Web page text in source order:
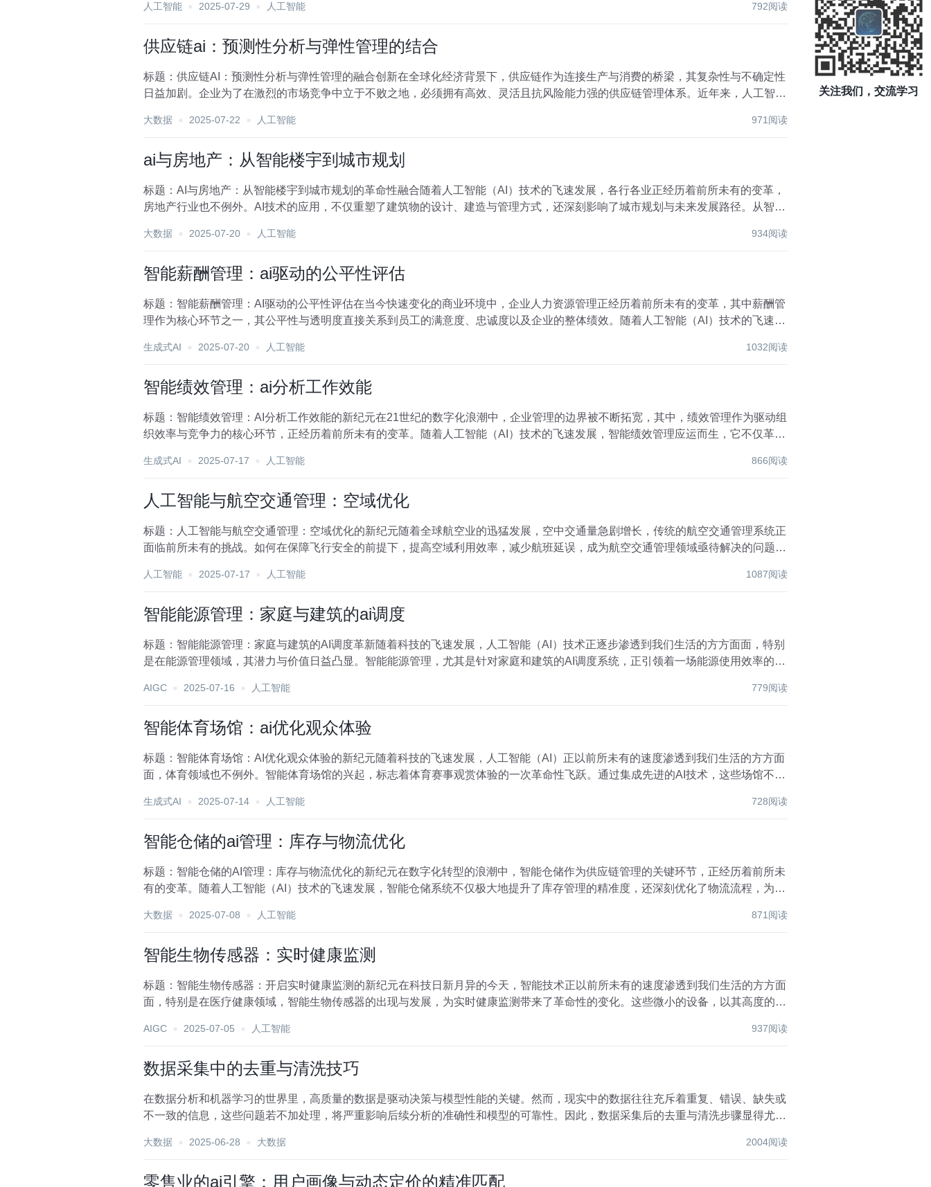
人工智能 2025-07-29 人工智能 792阅读
供应链ai：预测性分析与弹性管理的结合
标题：供应链AI：预测性分析与弹性管理的融合创新在全球化经济背景下，供应链作为连接生产与消费的桥梁，其复杂性与不确定性
日益加剧。企业为了在激烈的市场竞争中立于不败之地，必须拥有高效、灵活且抗风险能力强的供应链管理体系。近年来，人工智能
大数据 2025-07-22 人工智能 971阅读
ai与房地产：从智能楼宇到城市规划
标题：AI与房地产：从智能楼宇到城市规划的革命性融合随着人工智能（AI）技术的飞速发展，各行各业正经历着前所未有的变革，
房地产行业也不例外。AI技术的应用，不仅重塑了建筑物的设计、建造与管理方式，还深刻影响了城市规划与未来发展路径。从智能
大数据 2025-07-20 人工智能 934阅读
智能薪酬管理：ai驱动的公平性评估
标题：智能薪酬管理：AI驱动的公平性评估在当今快速变化的商业环境中，企业人力资源管理正经历着前所未有的变革，其中薪酬管
理作为核心环节之一，其公平性与透明度直接关系到员工的满意度、忠诚度以及企业的整体绩效。随着人工智能（AI）技术的飞速发
生成式AI 2025-07-20 人工智能 1032阅读
智能绩效管理：ai分析工作效能
标题：智能绩效管理：AI分析工作效能的新纪元在21世纪的数字化浪潮中，企业管理的边界被不断拓宽，其中，绩效管理作为驱动组
织效率与竞争力的核心环节，正经历着前所未有的变革。随着人工智能（AI）技术的飞速发展，智能绩效管理应运而生，它不仅革新
生成式AI 2025-07-17 人工智能 866阅读
人工智能与航空交通管理：空域优化
标题：人工智能与航空交通管理：空域优化的新纪元随着全球航空业的迅猛发展，空中交通量急剧增长，传统的航空交通管理系统正
面临前所未有的挑战。如何在保障飞行安全的前提下，提高空域利用效率，减少航班延误，成为航空交通管理领域亟待解决的问题。
人工智能 2025-07-17 人工智能 1087阅读
智能能源管理：家庭与建筑的ai调度
标题：智能能源管理：家庭与建筑的AI调度革新随着科技的飞速发展，人工智能（AI）技术正逐步渗透到我们生活的方方面面，特别
是在能源管理领域，其潜力与价值日益凸显。智能能源管理，尤其是针对家庭和建筑的AI调度系统，正引领着一场能源使用效率的革
AIGC 2025-07-16 人工智能 779阅读
智能体育场馆：ai优化观众体验
标题：智能体育场馆：AI优化观众体验的新纪元随着科技的飞速发展，人工智能（AI）正以前所未有的速度渗透到我们生活的方方面
面，体育领域也不例外。智能体育场馆的兴起，标志着体育赛事观赏体验的一次革命性飞跃。通过集成先进的AI技术，这些场馆不仅
生成式AI 2025-07-14 人工智能 728阅读
智能仓储的ai管理：库存与物流优化
标题：智能仓储的AI管理：库存与物流优化的新纪元在数字化转型的浪潮中，智能仓储作为供应链管理的关键环节，正经历着前所未
有的变革。随着人工智能（AI）技术的飞速发展，智能仓储系统不仅极大地提升了库存管理的精准度，还深刻优化了物流流程，为企
大数据 2025-07-08 人工智能 871阅读
智能生物传感器：实时健康监测
标题：智能生物传感器：开启实时健康监测的新纪元在科技日新月异的今天，智能技术正以前所未有的速度渗透到我们生活的方方面
面，特别是在医疗健康领域，智能生物传感器的出现与发展，为实时健康监测带来了革命性的变化。这些微小的设备，以其高度的敏
AIGC 2025-07-05 人工智能 937阅读
数据采集中的去重与清洗技巧
在数据分析和机器学习的世界里，高质量的数据是驱动决策与模型性能的关键。然而，现实中的数据往往充斥着重复、错误、缺失或
不一致的信息，这些问题若不加处理，将严重影响后续分析的准确性和模型的可靠性。因此，数据采集后的去重与清洗步骤显得尤为
大数据 2025-06-28 大数据 2004阅读
零售业的ai引擎：用户画像与动态定价的精准匹配
关注我们，交流学习